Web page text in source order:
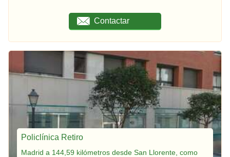
Contactar
Policlínica Retiro
Madrid a 144,59 kilómetros desde San Llorente, como